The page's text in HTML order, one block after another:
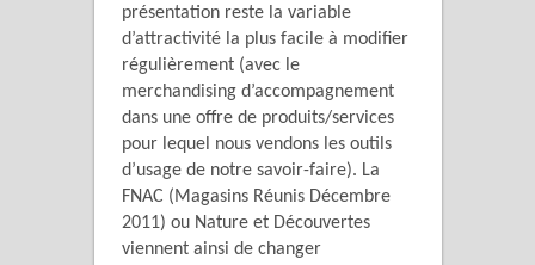
présentation reste la variable
d’attractivité la plus facile à modifier
régulièrement (avec le
merchandising d’accompagnement
dans une offre de produits/services
pour lequel nous vendons les outils
d’usage de notre savoir-faire). La
FNAC (Magasins Réunis Décembre
2011) ou Nature et Découvertes
viennent ainsi de changer